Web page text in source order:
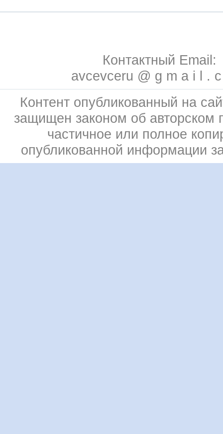
Контактный Email:
avcevceru @ g m a i l .
Контент опубликованный на
защищен законом об авторском
частичное или полное
опубликованной информации